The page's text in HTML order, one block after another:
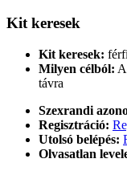
Kit keresek
Kit keresek:
Milyen célból:
távra
Szexrandi
Regisztráció:
Utolsó belépés:
Olvasatlan